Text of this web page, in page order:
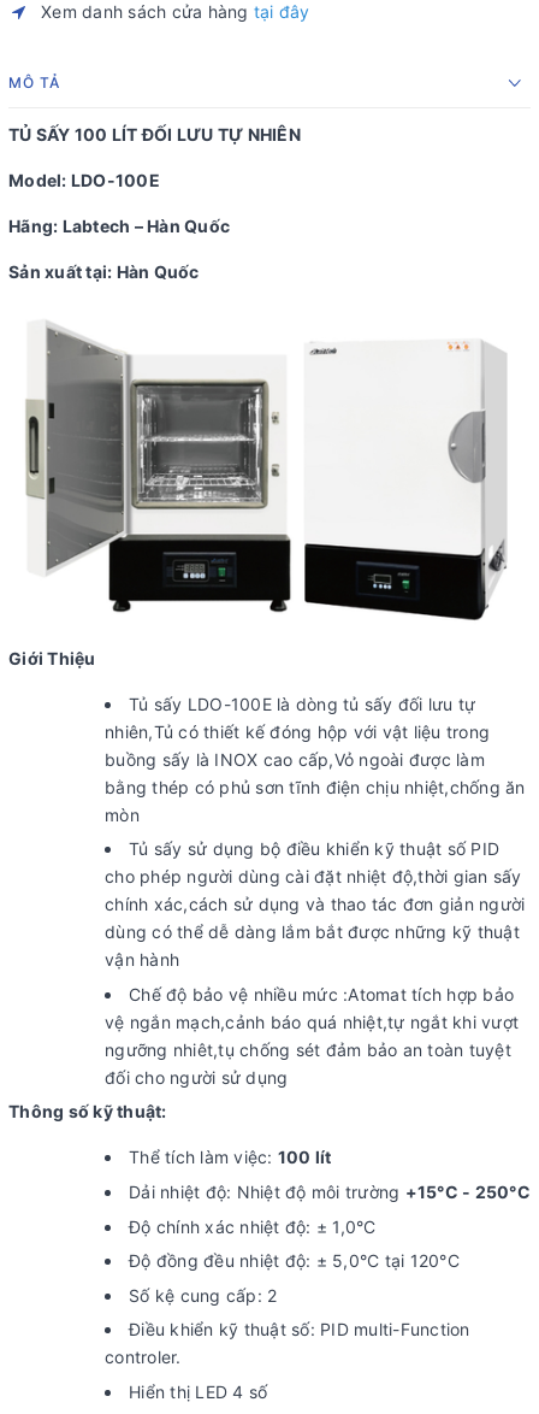
Xem danh sách cửa hàng tại đây
MÔ TẢ
TỦ SẤY 100 LÍT ĐỐI LƯU TỰ NHIÊN
Model: LDO-100E
Hãng: Labtech – Hàn Quốc
Sản xuất tại: Hàn Quốc
Giới Thiệu
Tủ sấy LDO-100E là dòng tủ sấy đối lưu tự
nhiên,Tủ có thiết kế đóng hộp với vật liệu trong
buồng sấy là INOX cao cấp,Vỏ ngoài được làm
bằng thép có phủ sơn tĩnh điện chịu nhiệt,chống ăn
mòn
Tủ sấy sử dụng bộ điều khiển kỹ thuật số PID
cho phép người dùng cài đặt nhiệt độ,thời gian sấy
chính xác,cách sử dụng và thao tác đơn giản người
dùng có thể dễ dàng lắm bắt được những kỹ thuật
vận hành
Chế độ bảo vệ nhiều mức :Atomat tích hợp bảo
vệ ngắn mạch,cảnh báo quá nhiệt,tự ngắt khi vượt
ngưỡng nhiêt,tụ chống sét đảm bảo an toàn tuyệt
đối cho người sử dụng
Thông số kỹ thuật:
Thể tích làm việc: 100 lít
Dải nhiệt độ: Nhiệt độ môi trường +15°C - 250°C
Độ chính xác nhiệt độ: ± 1,0°C
Độ đồng đều nhiệt độ: ± 5,0°C tại 120°C
Số kệ cung cấp: 2
Điều khiển kỹ thuật số: PID multi-Function
controler.
Hiển thị LED 4 số